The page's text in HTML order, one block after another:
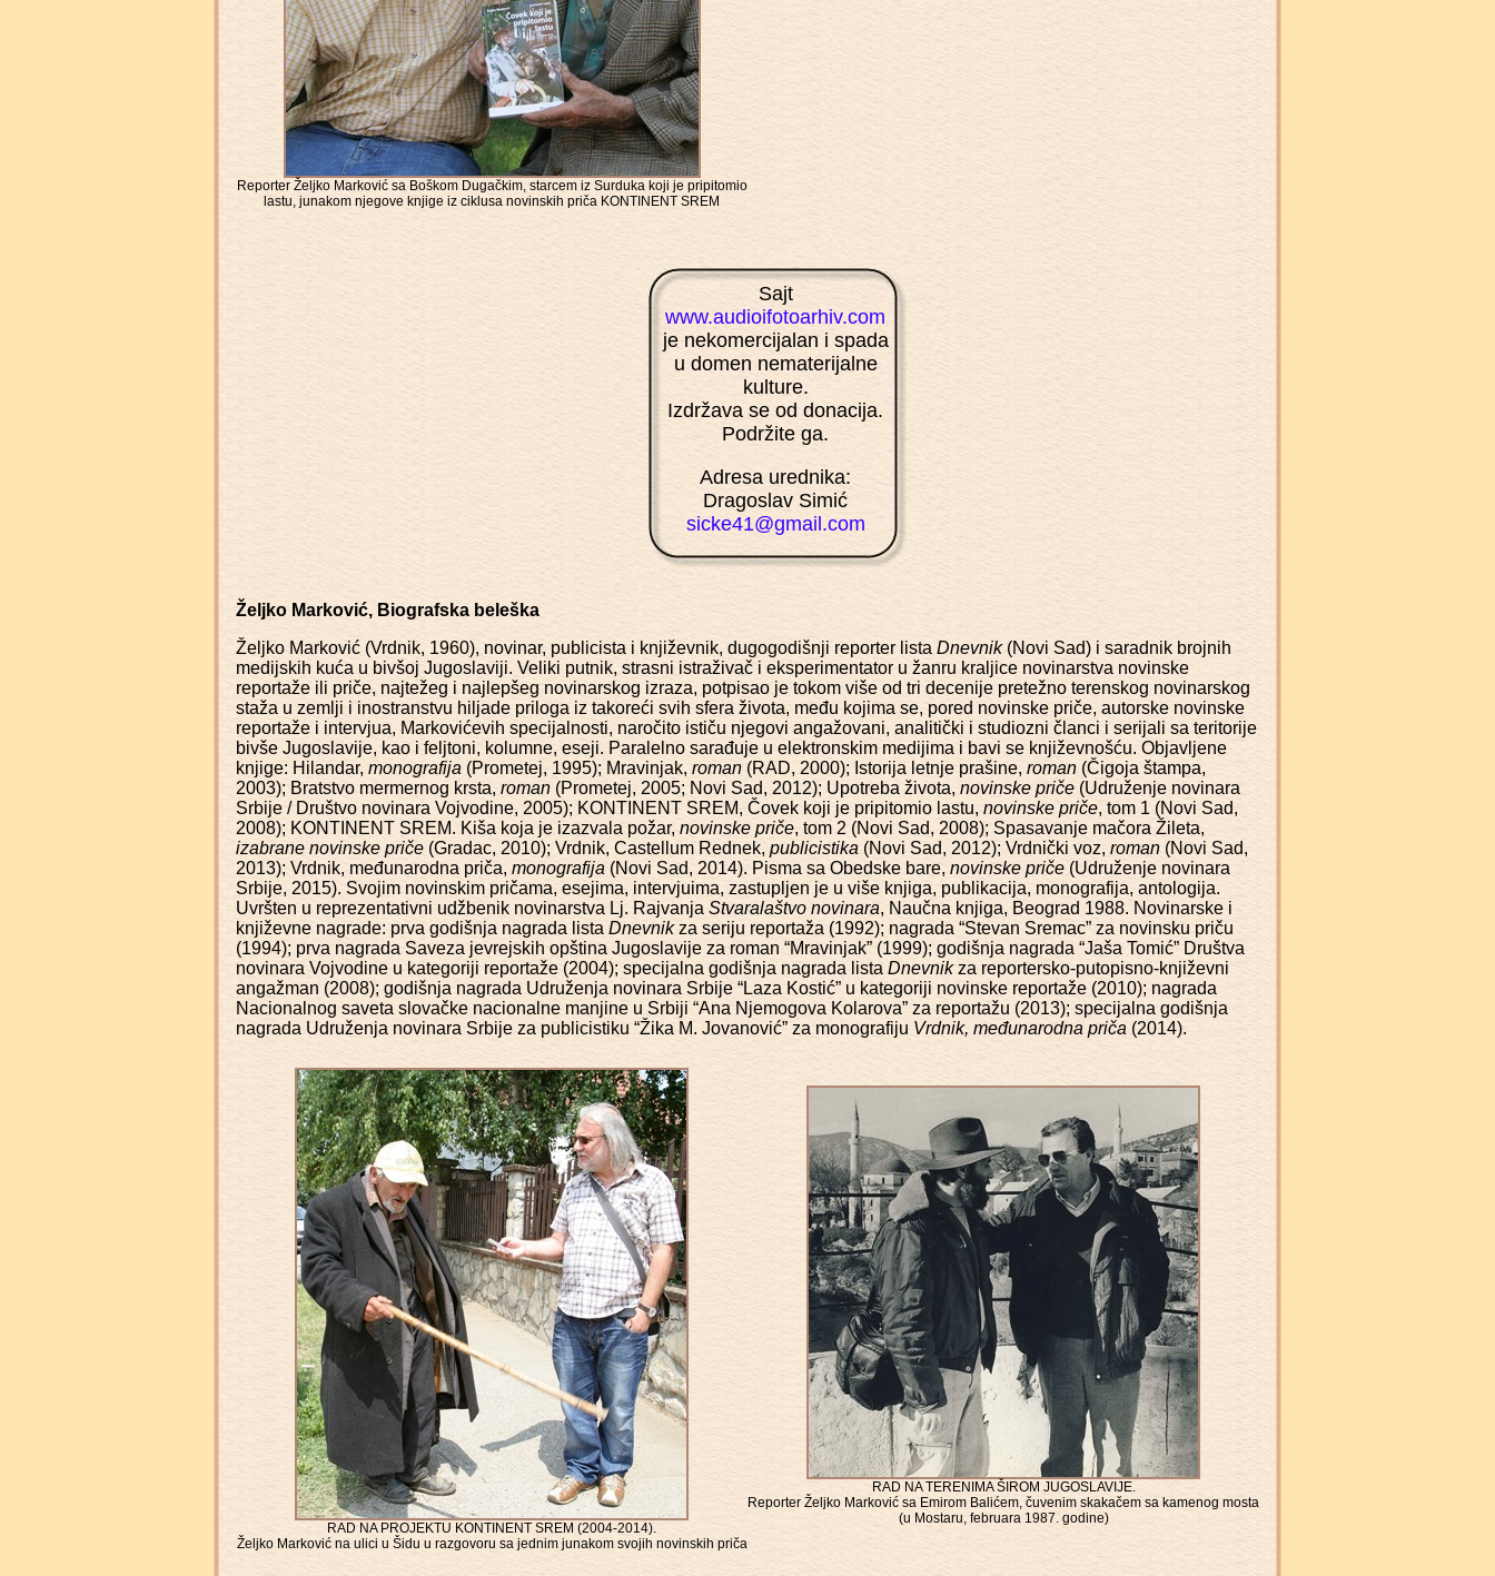
Reporter Željko Marković sa Boškom Dugačkim, starcem iz Surduka koji je pripitomio
lastu, junakom njegove knjige iz ciklusa novinskih priča KONTINENT SREM
Sajt
www.audioifotoarhiv.com
je nekomercijalan i spada
u domen nematerijalne
kulture.
Izdržava se od donacija.
Podržite ga.
Adresa urednika:
Dragoslav Simić
sicke41@gmail.com
Željko Marković, Biografska beleška
Željko Marković (Vrdnik, 1960), novinar, publicista i književnik, dugogodišnji reporter lista Dnevnik(Novi Sad) i saradnik brojnih
medijskih kuća u bivšoj Jugoslaviji. Veliki putnik, strasni istraživač i eksperimentator u žanru kraljice novinarstva novinske
reportaže ili priče, najtežeg i najlepšeg novinarskog izraza, potpisao je tokom više od tri decenije pretežno terenskog novinarskog
staža u zemlji i inostranstvu hiljade priloga iz takoreći svih sfera života, među kojima se, pored novinske priče, autorske novinske
reportaže i intervjua, Markovićevih specijalnosti, naročito ističu njegovi angažovani, analitički i studiozni članci i serijali sa teritorije
bivše Jugoslavije, kao i feljtoni, kolumne, eseji. Paralelno sarađuje u elektronskim medijima i bavi se književnošću. Objavljene
knjige: Hilandar, monografija (Prometej, 1995); Mravinjak, roman (RAD, 2000); Istorija letnje prašine, roman (Čigoja štampa,
2003); Bratstvo mermernog krsta, roman (Prometej, 2005; Novi Sad, 2012); Upotreba života, novinske priče (Udruženje novinara
Srbije / Društvo novinara Vojvodine, 2005); KONTINENT SREM, Čovek koji je pripitomio lastu, novinske priče, tom 1 (Novi Sad,
2008); KONTINENT SREM. Kiša koja je izazvala požar, novinske priče, tom 2 (Novi Sad, 2008); Spasavanje mačora Žileta,
izabrane novinske priče (Gradac, 2010); Vrdnik, Castellum Rednek, publicistika (Novi Sad, 2012); Vrdnički voz, roman (Novi Sad,
2013); Vrdnik, međunarodna priča, monografija (Novi Sad, 2014). Pisma sa Obedske bare, novinske priče (Udruženje novinara
Srbije, 2015). Svojim novinskim pričama, esejima, intervjuima, zastupljen je u više knjiga, publikacija, monografija, antologija.
Uvršten u reprezentativni udžbenik novinarstva Lj. Rajvanja Stvaralaštvo novinara, Naučna knjiga, Beograd 1988. Novinarske i
književne nagrade: prva godišnja nagrada lista Dnevnikza seriju reportaža (1992); nagrada “Stevan Sremac” za novinsku priču
(1994); prva nagrada Saveza jevrejskih opština Jugoslavije za roman “Mravinjak” (1999); godišnja nagrada “Jaša Tomić” Društva
novinara Vojvodine u kategoriji reportaže (2004); specijalna godišnja nagrada lista Dnevnikza reportersko-putopisno-književni
angažman (2008); godišnja nagrada Udruženja novinara Srbije “Laza Kostić” u kategoriji novinske reportaže (2010); nagrada
Nacionalnog saveta slovačke nacionalne manjine u Srbiji “Ana Njemogova Kolarova” za reportažu (2013); specijalna godišnja
nagrada Udruženja novinara Srbije za publicistiku “Žika M. Jovanović” za monografiju Vrdnik, međunarodna priča (2014).
RAD NA PROJEKTU KONTINENT SREM (2004-2014).
Željko Marković na ulici u Šidu u razgovoru sa jednim junakom svojih novinskih priča
RAD NA TERENIMA ŠIROM JUGOSLAVIJE.
Reporter Željko Marković sa Emirom Balićem, čuvenim skakačem sa kamenog mosta
(u Mostaru, februara 1987. godine)